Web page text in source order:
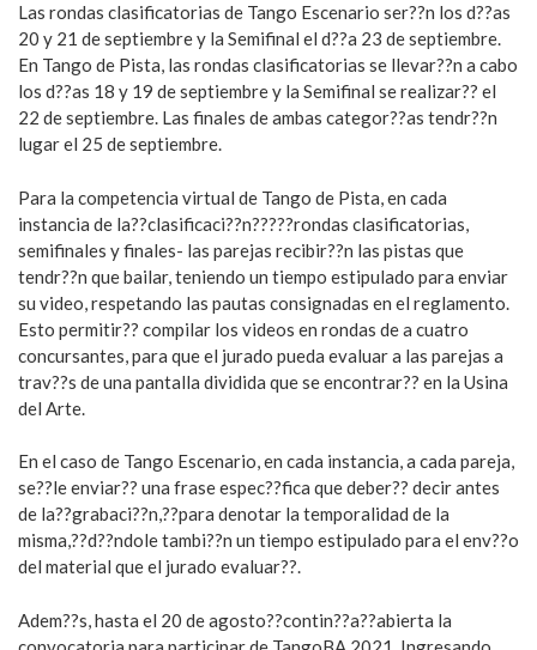
Las rondas clasificatorias de Tango Escenario ser??n los d??as
20 y 21 de septiembre y la Semifinal el d??a 23 de septiembre.
En Tango de Pista, las rondas clasificatorias se llevar??n a cabo
los d??as 18 y 19 de septiembre y la Semifinal se realizar?? el
22 de septiembre. Las finales de ambas categor??as tendr??n
lugar el 25 de septiembre.
Para la competencia virtual de Tango de Pista, en cada
instancia de la??clasificaci??n?????rondas clasificatorias,
semifinales y finales- las parejas recibir??n las pistas que
tendr??n que bailar, teniendo un tiempo estipulado para enviar
su video, respetando las pautas consignadas en el reglamento.
Esto permitir?? compilar los videos en rondas de a cuatro
concursantes, para que el jurado pueda evaluar a las parejas a
trav??s de una pantalla dividida que se encontrar?? en la Usina
del Arte.
En el caso de Tango Escenario, en cada instancia, a cada pareja,
se??le enviar?? una frase espec??fica que deber?? decir antes
de la??grabaci??n,??para denotar la temporalidad de la
misma,??d??ndole tambi??n un tiempo estipulado para el env??o
del material que el jurado evaluar??.
Adem??s, hasta el 20 de agosto??contin??a??abierta la